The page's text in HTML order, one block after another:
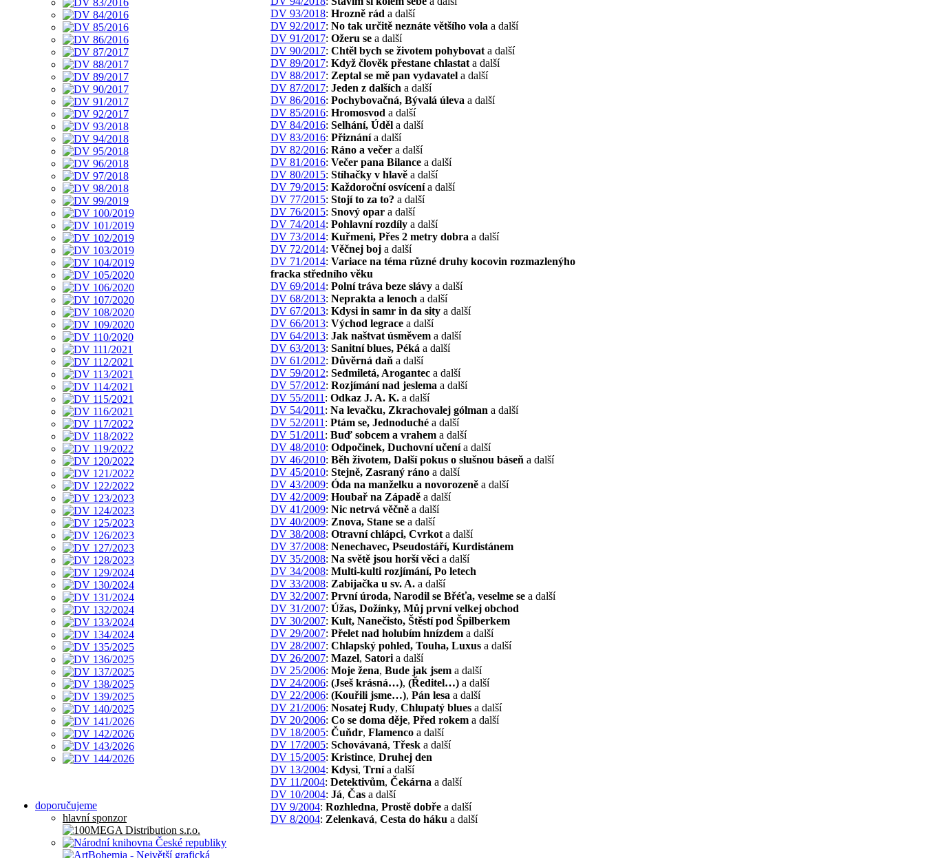
doporučujeme
hlavní sponzor
DV 93/2018: Hrozně rád a další
DV 92/2017: No tak určitě neznáte většího vola a další
DV 91/2017: Ožeru se a další
DV 90/2017: Chtěl bych se životem pohybovat a další
DV 89/2017: Když člověk přestane chlastat a další
DV 88/2017: Zeptal se mě pan vydavatel a další
DV 87/2017: Jeden z dalších a další
DV 86/2016: Pochybovačná, Bývalá úleva a další
DV 85/2016: Hromosvod a další
DV 84/2016: Selhání, Úděl a další
DV 83/2016: Přiznánía další
DV 82/2016: Ráno a večer a další
DV 81/2016: Večer pana Bilance a další
DV 80/2015: Stíhačky v hlavě a další
DV 79/2015: Každoroční osvícenía další
DV 77/2015: Stojí to za to? a další
DV 76/2015: Snový opar a další
DV 74/2014: Pohlavní rozdíly a další
DV 73/2014: Kuřmeni, Přes 2 metry dobra a další
DV 72/2014: Věčnej boj a další
DV 71/2014: Variace na téma různé druhy kocovin rozmazlenýho
fracka středního věku
DV 69/2014: Polní tráva beze slávy a další
DV 68/2013: Neprakta a lenoch a další
DV 67/2013: Kdysi in samr in da sity a další
DV 66/2013: Východ legrace a další
DV 64/2013: Jak naštvat úsměvem a další
DV 63/2013: Sanitní blues, Péká a další
DV 61/2012: Důvěrná daň a další
DV 59/2012: Sedmiletá, Arogantec a další
DV 57/2012: Rozjímání nad jeslema a další
DV 55/2011 : Odkaz J. A. K. a další
DV 54/2011 : Na levačku, Zkrachovalej gólman a další
DV 52/2011 : Ptám se, Jednoduché a další
DV 51/2011 : Buď sobcem a vrahem a další
DV 48/2010: Odpočinek, Duchovní učenía další
DV 46/2010: Běh životem, Další pokus o slušnou báseň a další
DV 45/2010: Stejně, Zasraný ráno a další
DV 43/2009: Óda na manželku a novorozeně a další
DV 42/2009: Houbař na Západě a další
DV 41/2009: Nic netrvá věčně a další
DV 40/2009: Znova, Stane se a další
DV 38/2008: Otravní chlápci, Cvrkot a další
DV 37/2008: Nenechavec, Pseudostáří, Kurdistánem
DV 35/2008: Na světě jsou horší věci a další
DV 34/2008: Multi-kulti rozjímání, Po letech
DV 33/2008: Zabijačka u sv. A. a další
DV 32/2007: První úroda, Narodil se Břéťa, veselme se a další
DV 31/2007: Úžas, Dožínky, Můj první velkej obchod
DV 30/2007: Kult, Nanečisto, Štěstí pod Špilberkem
DV 29/2007: Přelet nad holubím hnízdem a další
DV 28/2007: Chlapský pohled, Touha, Luxus a další
DV 26/2007: Mazel, Satori a další
DV 25/2006: Moje žena, Bude jak jsem a další
DV 24/2006: (Jseš krásná…), (Ředitel…) a další
DV 22/2006: (Kouřili jsme…), Pán lesa a další
DV 21/2006: Nosatej Rudy, Chlupatý blues a další
DV 20/2006: Co se doma děje, Před rokem a další
DV 18/2005: Čuňdr, Flamenco a další
DV 17/2005: Schovávaná, Třesk a další
DV 15/2005: Kristince, Druhej den
DV 13/2004: Kdysi, Trnía další
DV 11/2004: Detektivům, Čekárna a další
DV 10/2004: Já, Čas a další
DV 9/2004: Rozhledna, Prostě dobře a další
DV 8/2004: Zelenkavá, Cesta do háku a další